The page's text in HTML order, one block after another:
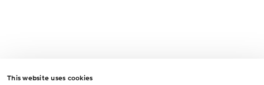
This website uses cookies